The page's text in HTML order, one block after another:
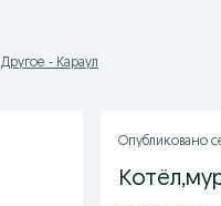
Другое - Караул
Опубликовано